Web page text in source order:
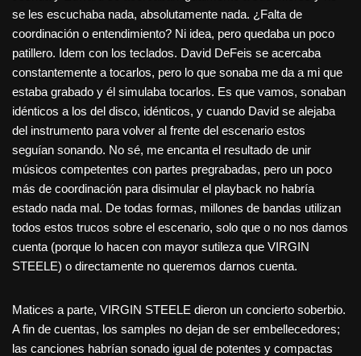
se les escuchaba nada, absolutamente nada. ¿Falta de
coordinación o entendimiento? Ni idea, pero quedaba un poco
patillero. Idem con los teclados. David DeFeis se acercaba
constantemente a tocarlos, pero lo que sonaba me da a mi que
estaba grabado y él simulaba tocarlos. Es que vamos, sonaban
idénticos a los del disco, idénticos, y cuando David se alejaba
del instrumento para volver al frente del escenario estos
seguían sonando. No sé, me encanta el resultado de unir
músicos competentes con partes pregrabadas, pero un poco
más de coordinación para disimular el playback no habría
estado nada mal. De todas formas, millones de bandas utilizan
todos estos trucos sobre el escenario, solo que o no nos damos
cuenta (porque lo hacen con mayor sutileza que VIRGIN
STEELE) o directamente no queremos darnos cuenta.
Matices a parte, VIRGIN STEELE dieron un concierto soberbio.
A fin de cuentas, los samples no dejan de ser embellecedores;
las canciones habrían sonado igual de potentes y compactas